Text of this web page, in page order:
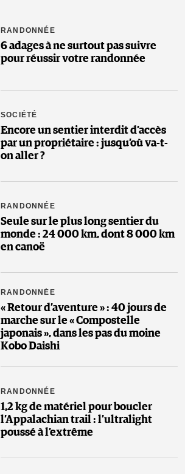
RANDONNÉE
6 adages à ne surtout pas suivre
pour réussir votre randonnée
SOCIÉTÉ
Encore un sentier interdit d’accès
par un propriétaire : jusqu’où va-t-
on aller ?
RANDONNÉE
Seule sur le plus long sentier du
monde : 24 000 km, dont 8 000 km
en canoë
RANDONNÉE
« Retour d’aventure » : 40 jours de
marche sur le « Compostelle
japonais », dans les pas du moine
Kobo Daishi
RANDONNÉE
1,2 kg de matériel pour boucler
l’Appalachian trail : l’ultralight
poussé à l’extrême